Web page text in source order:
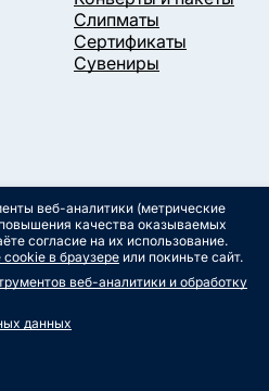
Слипматы
Сертификаты
Сувениры
данных
веб-аналитики (метрические
качества оказываемых
согласие на их использование.
в браузере или покиньте сайт.
веб-аналитики и обработку
данных